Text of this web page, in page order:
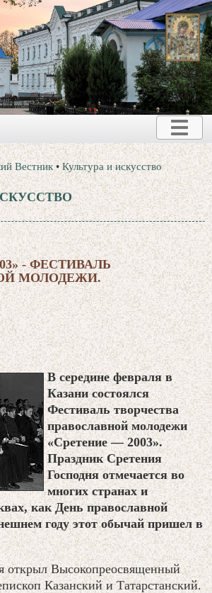
Вестник •Культура и искусство
- ФЕСТИВАЛЬ
МОЛОДЕЖИ.
В середине февраля в
Казани состоялся
Фестиваль творчества
православной молодежи
«Сретение — 2003».
Праздник Сретения
Господня отмечается во
многих странах и
как День православной
году этот обычай пришел в
открыл Высокопреосвященный
Казанский и Татарстанский.